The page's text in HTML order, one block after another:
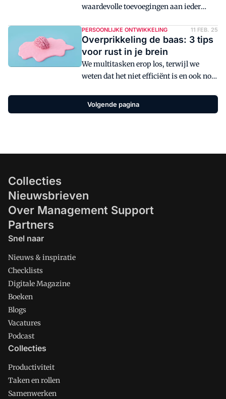
waardevolle toevoegingen aan ieder
bijdrage, adviseert psycholoog Gerda
Bos.
PERSOONLIJKE ONTWIKKELING 11 FEB. 25
Overprikkeling de baas: 3 tips
voor rust in je brein
We multitasken erop los, terwijl we
weten dat het niet efficiënt is en ook nog
coach Gerda Bos vertelt hoe je
overprikkeling herkent en geeft drie tips
Volgende pagina
Collecties
Nieuwsbrieven
Over Management Support
Partners
Snel naar
Nieuws & inspiratie
Checklists
Digitale Magazine
Boeken
Blogs
Vacatures
Podcast
Collecties
Productiviteit
Taken en rollen
Samenwerken